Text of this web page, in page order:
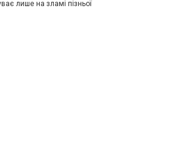
лише на зламі пізньої